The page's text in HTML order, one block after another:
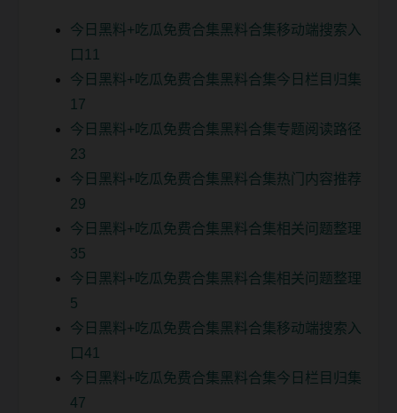
今日黑料+吃瓜免费合集黑料合集移动端搜索入
口11
今日黑料+吃瓜免费合集黑料合集今日栏目归集
17
今日黑料+吃瓜免费合集黑料合集专题阅读路径
23
今日黑料+吃瓜免费合集黑料合集热门内容推荐
29
今日黑料+吃瓜免费合集黑料合集相关问题整理
35
今日黑料+吃瓜免费合集黑料合集相关问题整理
5
今日黑料+吃瓜免费合集黑料合集移动端搜索入
口41
今日黑料+吃瓜免费合集黑料合集今日栏目归集
47